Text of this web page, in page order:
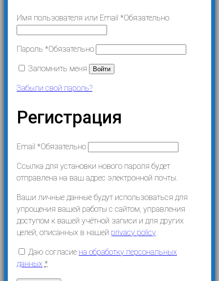
Имя пользователя или Email *Обязательно
Пароль *Обязательно
Запомнить меня Войти
Забыли свой пароль?
Регистрация
Email *Обязательно
Ссылка для установки нового пароля будет
отправлена ​​на ваш адрес электронной почты.
Ваши личные данные будут использоваться для
упрощения вашей работы с сайтом, управления
доступом к вашей учётной записи и для других
целей, описанных в нашей privacy policy.
Даю согласие на обработку персональных
данных *